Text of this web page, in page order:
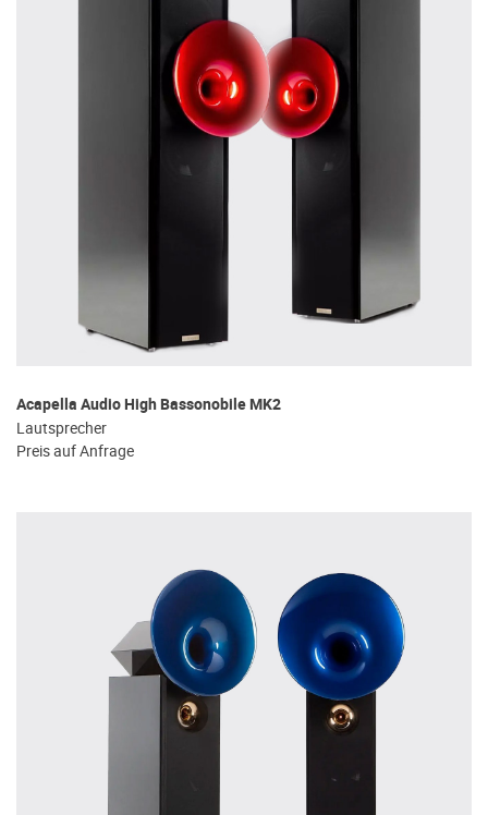
Acapella Audio High Bassonobile MK2
Lautsprecher
Preis auf Anfrage